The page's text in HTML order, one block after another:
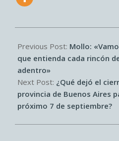
07-
18
Previous Post: Mollo:
que entienda cada rincón
adentro»
Next Post: ¿Qué dejó el
provincia de Buenos Aires
próximo 7 de septiembre?